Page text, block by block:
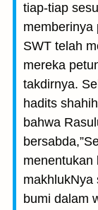
tiap-tiap
memberinya
SWT telah
mereka
takdirnya.
hadits
bahwa
menentukan
makhlukNya
bumi dalam